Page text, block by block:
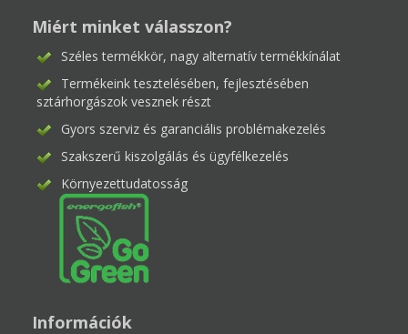
Miért minket válasszon?
Széles termékkör, nagy alternatív termékkínálat
Termékeink tesztelésében, fejlesztésében
sztárhorgászok vesznek részt
Gyors szerviz és garanciális problémakezelés
Szakszerű kiszolgálás és ügyfélkezelés
Környezettudatosság
Információk